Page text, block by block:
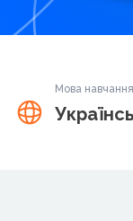
Мова навчання